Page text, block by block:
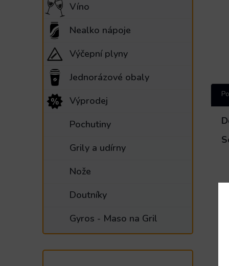
Víno
Nealko nápoje
Výčepní plyny
Jednorázové obaly
Výprodej
Pochutiny
Grily a udírny
Nože
Doutníky
Gyros - Maso na Gril